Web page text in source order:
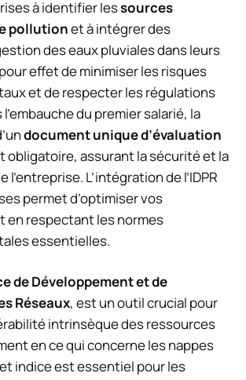
à identifier lessources
pollutionet à intégrer des
des eaux pluviales dans leurs
effet de minimiser les risques
et de respecter les régulations
du premier salarié, la
document unique d’évaluation
obligatoire, assurant la sécurité et la
l’entreprise. L’intégration de l’IDPR
permet d’optimiser vos
en respectant les normes
essentielles.
de Développement et de
Réseaux, est un outil crucial pour
intrinsèque des ressources
en ce qui concerne les nappes
indice est essentiel pour les